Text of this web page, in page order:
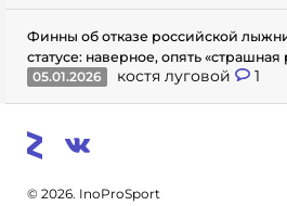
Финны об отказе российской
статусе: наверное, опять
05.01.2026
костя луговой 1
© 2026. InoProSport